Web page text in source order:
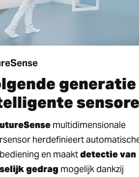
generatie
multidimensionale
herdefinieert
en maaktdetectie van
gedrag mogelijk dankzij